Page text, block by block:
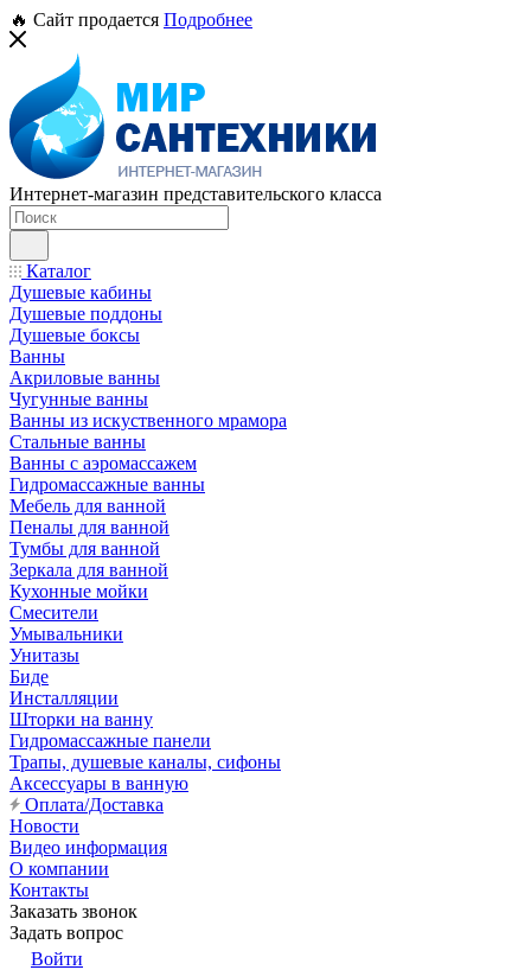
🔥 Сайт продается Подробнее
Интернет-магазин представительского класса
Каталог
Душевые кабины
Душевые поддоны
Душевые боксы
Ванны
Акриловые ванны
Чугунные ванны
Ванны из искуственного мрамора
Стальные ванны
Ванны с аэромассажем
Гидромассажные ванны
Мебель для ванной
Пеналы для ванной
Тумбы для ванной
Зеркала для ванной
Кухонные мойки
Смесители
Умывальники
Унитазы
Биде
Инсталляции
Шторки на ванну
Гидромассажные панели
Трапы, душевые каналы, сифоны
Аксессуары в ванную
Оплата/Доставка
Новости
Видео информация
О компании
Контакты
Заказать звонок
Задать вопрос
Войти